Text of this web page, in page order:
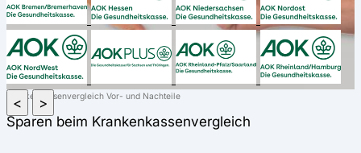
< >
Krankenkassenvergleich Vor- und Nachteile
Sparen beim Krankenkassenvergleich